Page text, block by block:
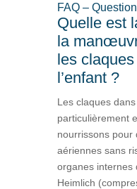
FAQ –
Quelle est
la
les
l’enfant ?
Les claques
particulièrement
nourrissons pour
aériennes sans
organes
Heimlich